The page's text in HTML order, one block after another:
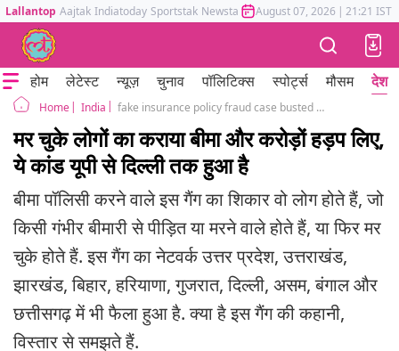
Lallantop Aajtak Indiatoday Sportstak Newstak Mumbai Tak Astrotak
August 07, 2026 | 21:21 IST
होम लेटेस्ट न्यूज़ चुनाव पॉलिटिक्स स्पोर्ट्स मौसम देश
Home India fake insurance policy fraud case busted by sambhal police report
मर चुके लोगों का कराया बीमा और करोड़ों हड़प लिए,
ये कांड यूपी से दिल्ली तक हुआ है
बीमा पॉलिसी करने वाले इस गैंग का शिकार वो लोग होते हैं, जो
किसी गंभीर बीमारी से पीड़ित या मरने वाले होते हैं, या फिर मर
चुके होते हैं. इस गैंग का नेटवर्क उत्तर प्रदेश, उत्तराखंड,
झारखंड, बिहार, हरियाणा, गुजरात, दिल्ली, असम, बंगाल और
छत्तीसगढ़ में भी फैला हुआ है. क्या है इस गैंग की कहानी,
विस्तार से समझते हैं.